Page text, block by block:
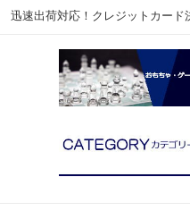
迅速出荷対応！クレジットカード